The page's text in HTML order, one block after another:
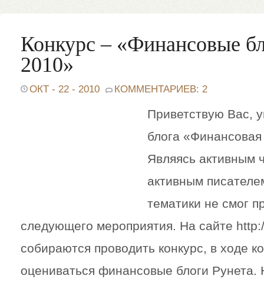
Конкурс – «Финансовые
2010»
ОКТ - 22 - 2010 КОММЕНТАРИЕВ: 2
Приветствую Вас,
блога
Являясь активным
активным
тематики не смог
следующего мероприятия. На сайте
собираются проводить конкурс, в ходе
оцениваться финансовые блоги Рунета.